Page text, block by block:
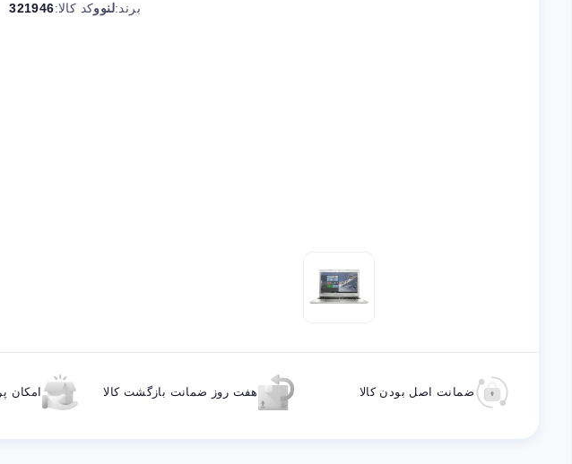
برند:لنووکد کالا:321946
ضمانت اصل بودن کالا هفت روز ضمانت بازگشت کالا امکان